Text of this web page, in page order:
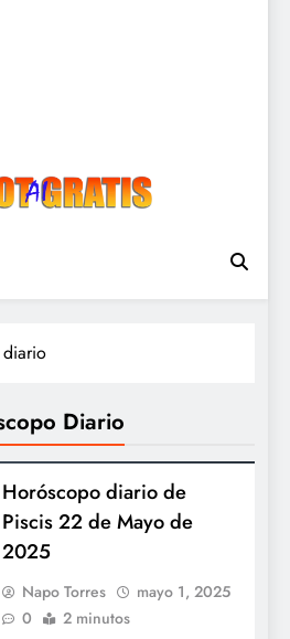
Diario
Horóscopo diario de
Piscis 22 de Mayo de
2025
Napo Torres
mayo 1, 2025
0
2 minutos